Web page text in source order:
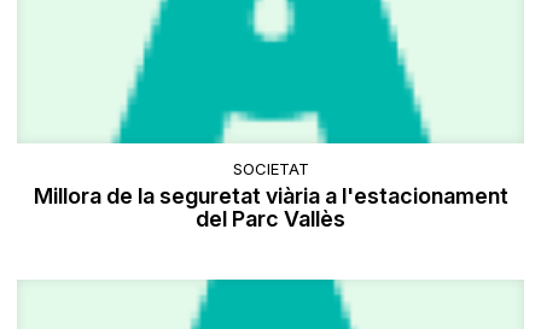
SOCIETAT
Millora de la seguretat viària a l'estacionament
del Parc Vallès